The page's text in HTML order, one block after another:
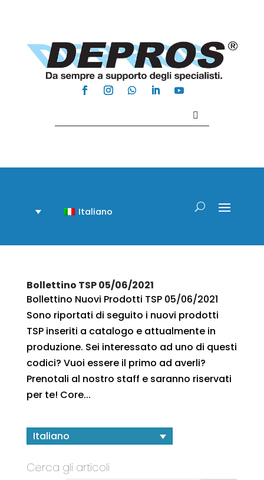
Italiano
Bollettino TSP 05/06/2021
Bollettino Nuovi Prodotti TSP 05/06/2021
Sono riportati di seguito i nuovi prodotti
TSP inseriti a catalogo e attualmente in
produzione. Sei interessato ad uno di questi
codici? Vuoi essere il primo ad averli?
Prenotali al nostro staff e saranno riservati
per te! Core...
Italiano
Cerca gli articoli